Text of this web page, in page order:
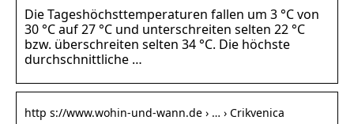
Die Tageshöchsttemperaturen fallen um 3 °C von
30 °C auf 27 °C und unterschreiten selten 22 °C
bzw. überschreiten selten 34 °C. Die höchste
durchschnittliche …
http s://www.wohin-und-wann.de › … › Crikvenica